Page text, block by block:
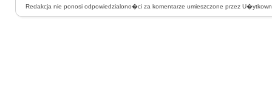
Redakcja nie ponosi odpowiedzialono�ci za komentarze umieszczone przez